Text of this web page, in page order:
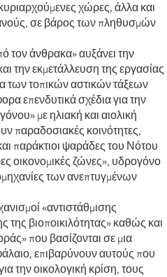
χώρες, άλλα και
σε βάρος των πληθυσμών
τον άνθρακα» αυξάνει την
την εκμετάλλευση της εργασίας
των τοπικών αστικών τάξεων
επενδυτικά σχέδια για την
με ηλιακή και αιολική
παραδοσιακές κοινότητες,
παράκτιοι ψαράδες του Νότου
οικονομικές ζώνες», υδρογόνο
των ανεπτυγμένων
«αντιστάθμισης
της βιοποικιλότητας» καθώς και
που βασίζονται σε μια
επιβαρύνουν αυτούς που
την οικολογική κρίση, τους